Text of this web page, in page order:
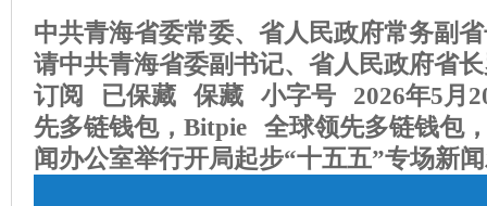
中共青海省委常委、省人民政府常务副
请中共青海省委副书记、省人民政府省
订阅 已保藏 保藏 小字号 2026年5月
先多链钱包，Bitpie 全球领先多链钱包
闻办公室举行开局起步“十五五”专场新